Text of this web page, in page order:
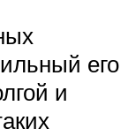
его
и